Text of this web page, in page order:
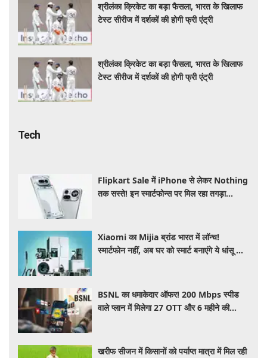
श्रीलंका क्रिकेट का बड़ा फैसला, भारत के खिलाफ
टेस्ट सीरीज में दर्शकों की होगी फ्री एंट्री
श्रीलंका क्रिकेट का बड़ा फैसला, भारत के खिलाफ
टेस्ट सीरीज में दर्शकों की होगी फ्री एंट्री
Tech
Flipkart Sale में iPhone से लेकर Nothing
तक सस्ते! इन स्मार्टफोन्स पर मिल रहा तगड़ा
Xiaomi का Mijia ब्रांड भारत में लॉन्च!
स्मार्टफोन नहीं, अब घर को स्मार्ट बनाएंगे ये धांसू होम
BSNL का धमाकेदार ऑफर! 200 Mbps स्पीड
वाले प्लान में मिलेगा 27 OTT और 6 महीने की
खरीफ सीजन में किसानों को पर्याप्त मात्रा में मिल रही